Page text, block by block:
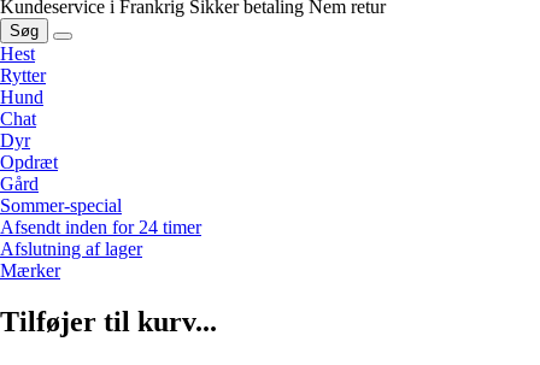
Kundeservice i Frankrig Sikker betaling Nem retur
Søg
Hest
Rytter
Hund
Chat
Dyr
Opdræt
Gård
Sommer-special
Afsendt inden for 24 timer
Afslutning af lager
Mærker
Tilføjer til kurv...